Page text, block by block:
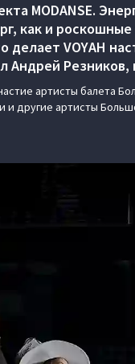
MODANSE.
как и
делает VOYAH
Резников,
артисты балета
и другие артисты